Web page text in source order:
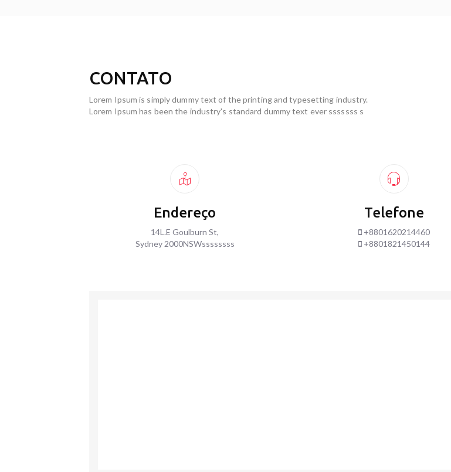
CONTATO
Lorem Ipsum is simply dummy text of the printing and typesetting industry.
Lorem Ipsum has been the industry's standard dummy text ever sssssss s
Endereço
14L.E Goulburn St,
Sydney 2000NSWssssssss
Telefone
+8801620214460
+8801821450144